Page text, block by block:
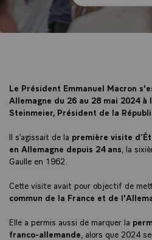
Le Président Emmanuel Macron
Allemagne du 26 au 28 mai 2024
Steinmeier, Président de la
Il s’agissait de la première visite
en Allemagne depuis 24 ans, la
Gaulle en 1962.
Cette visite avait pour objectif de
commun de la France et de
Elle a permis aussi de marquer la
franco-allemande, alors que 2024